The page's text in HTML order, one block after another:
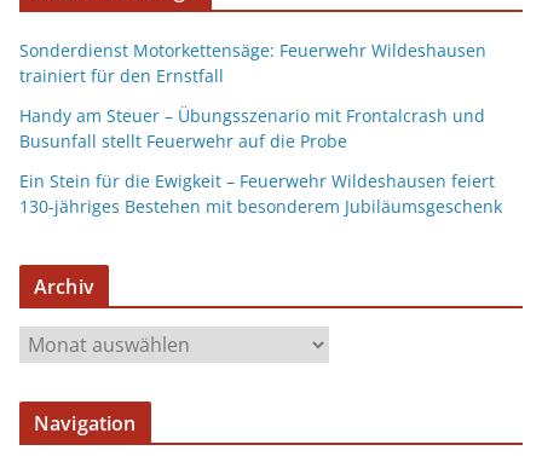
Sonderdienst Motorkettensäge: Feuerwehr Wildeshausen
trainiert für den Ernstfall
Handy am Steuer – Übungsszenario mit Frontalcrash und
Busunfall stellt Feuerwehr auf die Probe
Ein Stein für die Ewigkeit – Feuerwehr Wildeshausen feiert
130-jähriges Bestehen mit besonderem Jubiläumsgeschenk
Archiv
Navigation